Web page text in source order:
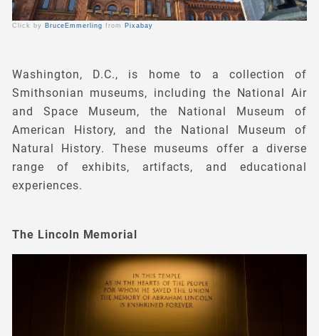
Click by BruceEmmerling from Pixabay
Washington, D.C., is home to a collection of
Smithsonian museums, including the National Air
and Space Museum, the National Museum of
American History, and the National Museum of
Natural History. These museums offer a diverse
range of exhibits, artifacts, and educational
experiences.
The Lincoln Memorial